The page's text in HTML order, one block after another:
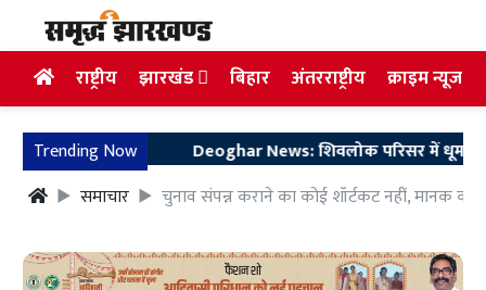
राष्ट्रीय झारखंड बिहार अंतरराष्ट्रीय क्राइम न्यूज
Trending Now
Deoghar News: शिवलोक परिसर में धूमधाम से
समाचार
चुनाव संपन्न कराने का कोई शॉर्टकट नहीं, मानक